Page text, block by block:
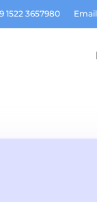
1522 3657980